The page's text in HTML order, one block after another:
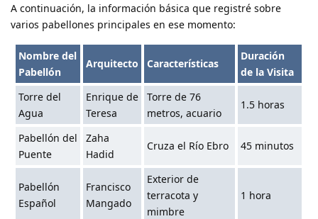
A continuación, la información básica que registré sobre
varios pabellones principales en ese momento:
Nombre del
Pabellón
Arquitecto Características
Duración
de la Visita
Torre del
Agua
Enrique de
Teresa
Torre de 76
metros, acuario
1.5 horas
Pabellón del
Puente
Zaha
Hadid
Cruza el Río Ebro 45 minutos
Pabellón
Español
Francisco
Mangado
Exterior de
terracota y
mimbre
1 hora